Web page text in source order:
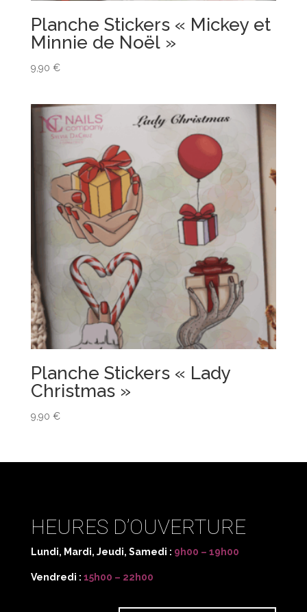
Planche Stickers « Mickey et
Minnie de Noël »
9,90 €
Planche Stickers « Lady
Christmas »
9,90 €
HEURES D’OUVERTURE
Lundi, Mardi, Jeudi, Samedi : 9h00 – 19h00
Vendredi : 15h00 – 22h00